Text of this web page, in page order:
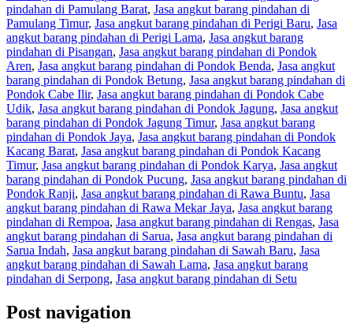
pindahan di Pamulang Barat, Jasa angkut barang pindahan di
Pamulang Timur, Jasa angkut barang pindahan di Perigi Baru, Jasa
angkut barang pindahan di Perigi Lama, Jasa angkut barang
pindahan di Pisangan, Jasa angkut barang pindahan di Pondok
Aren, Jasa angkut barang pindahan di Pondok Benda, Jasa angkut
barang pindahan di Pondok Betung, Jasa angkut barang pindahan di
Pondok Cabe Ilir, Jasa angkut barang pindahan di Pondok Cabe
Udik, Jasa angkut barang pindahan di Pondok Jagung, Jasa angkut
barang pindahan di Pondok Jagung Timur, Jasa angkut barang
pindahan di Pondok Jaya, Jasa angkut barang pindahan di Pondok
Kacang Barat, Jasa angkut barang pindahan di Pondok Kacang
Timur, Jasa angkut barang pindahan di Pondok Karya, Jasa angkut
barang pindahan di Pondok Pucung, Jasa angkut barang pindahan di
Pondok Ranji, Jasa angkut barang pindahan di Rawa Buntu, Jasa
angkut barang pindahan di Rawa Mekar Jaya, Jasa angkut barang
pindahan di Rempoa, Jasa angkut barang pindahan di Rengas, Jasa
angkut barang pindahan di Sarua, Jasa angkut barang pindahan di
Sarua Indah, Jasa angkut barang pindahan di Sawah Baru, Jasa
angkut barang pindahan di Sawah Lama, Jasa angkut barang
pindahan di Serpong, Jasa angkut barang pindahan di Setu
Post navigation